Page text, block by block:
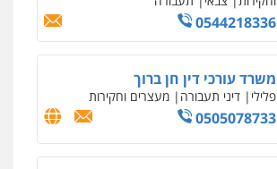
0544218336
משרד עורכי דין חן ברוך
פלילי דיני תעבורה מעצרים וחקירות
0505078733